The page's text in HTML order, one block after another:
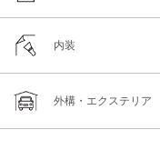
外構・エクステリア
内装